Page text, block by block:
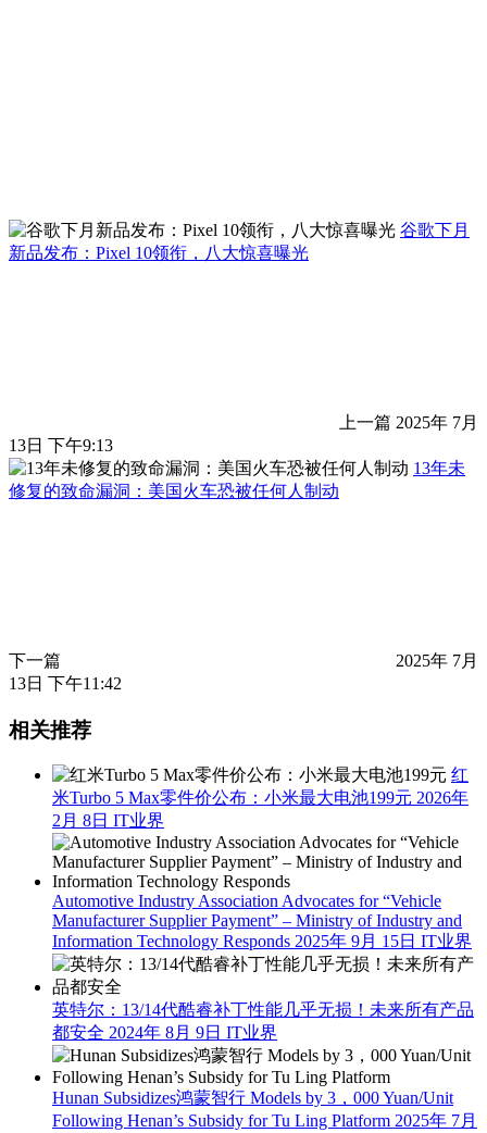
谷歌下月
新品发布：Pixel 10领衔，八大惊喜曝光
上一篇 2025年 7月
13日 下午9:13
13年未
修复的致命漏洞：美国火车恐被任何人制动
下一篇
2025年 7月
13日 下午11:42
相关推荐
红
米Turbo 5 Max零件价公布：小米最大电池199元 2026年
2月 8日 IT业界
Automotive Industry Association Advocates for “Vehicle
Manufacturer Supplier Payment” – Ministry of Industry and
Information Technology Responds 2025年 9月 15日 IT业界
英特尔：13/14代酷睿补丁性能几乎无损！未来所有产品
都安全 2024年 8月 9日 IT业界
Hunan Subsidizes鸿蒙智行 Models by 3，000 Yuan/Unit
Following Henan’s Subsidy for Tu Ling Platform 2025年 7月